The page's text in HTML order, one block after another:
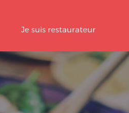
Je suis restaurateur